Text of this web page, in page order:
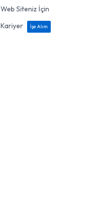
Web Siteniz İçin
Kariyer
İşe Alım